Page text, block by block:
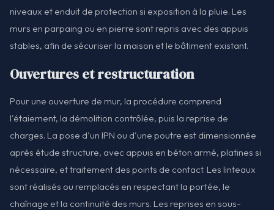
niveaux et enduit de protection si exposition à la pluie. Les
murs en parpaing ou en pierre sont repris avec des appuis
stables, afin de sécuriser la maison et le bâtiment existant.
Ouvertures et restructuration
Pour une ouverture de mur, la procédure comprend
l'étaiement, la démolition contrôlée, puis la reprise de
charges. La pose d'un IPN ou d'une poutre est dimensionnée
après étude structure, avec appuis en béton armé, platines si
nécessaire, et traitement des points de contact. Les linteaux
sont réalisés ou remplacés en respectant la portée, le
chaînage et la continuité des murs. Les reprises en sous-